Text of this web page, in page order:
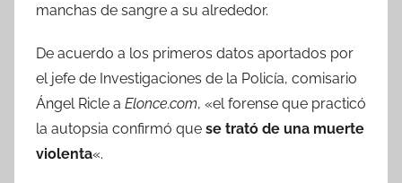
manchas de sangre a su alrededor.
De acuerdo a los primeros datos aportados por
el jefe de Investigaciones de la Policía, comisario
Ángel Ricle a Elonce.com, «el forense que practicó
la autopsia confirmó que se trató de una muerte
violenta«.